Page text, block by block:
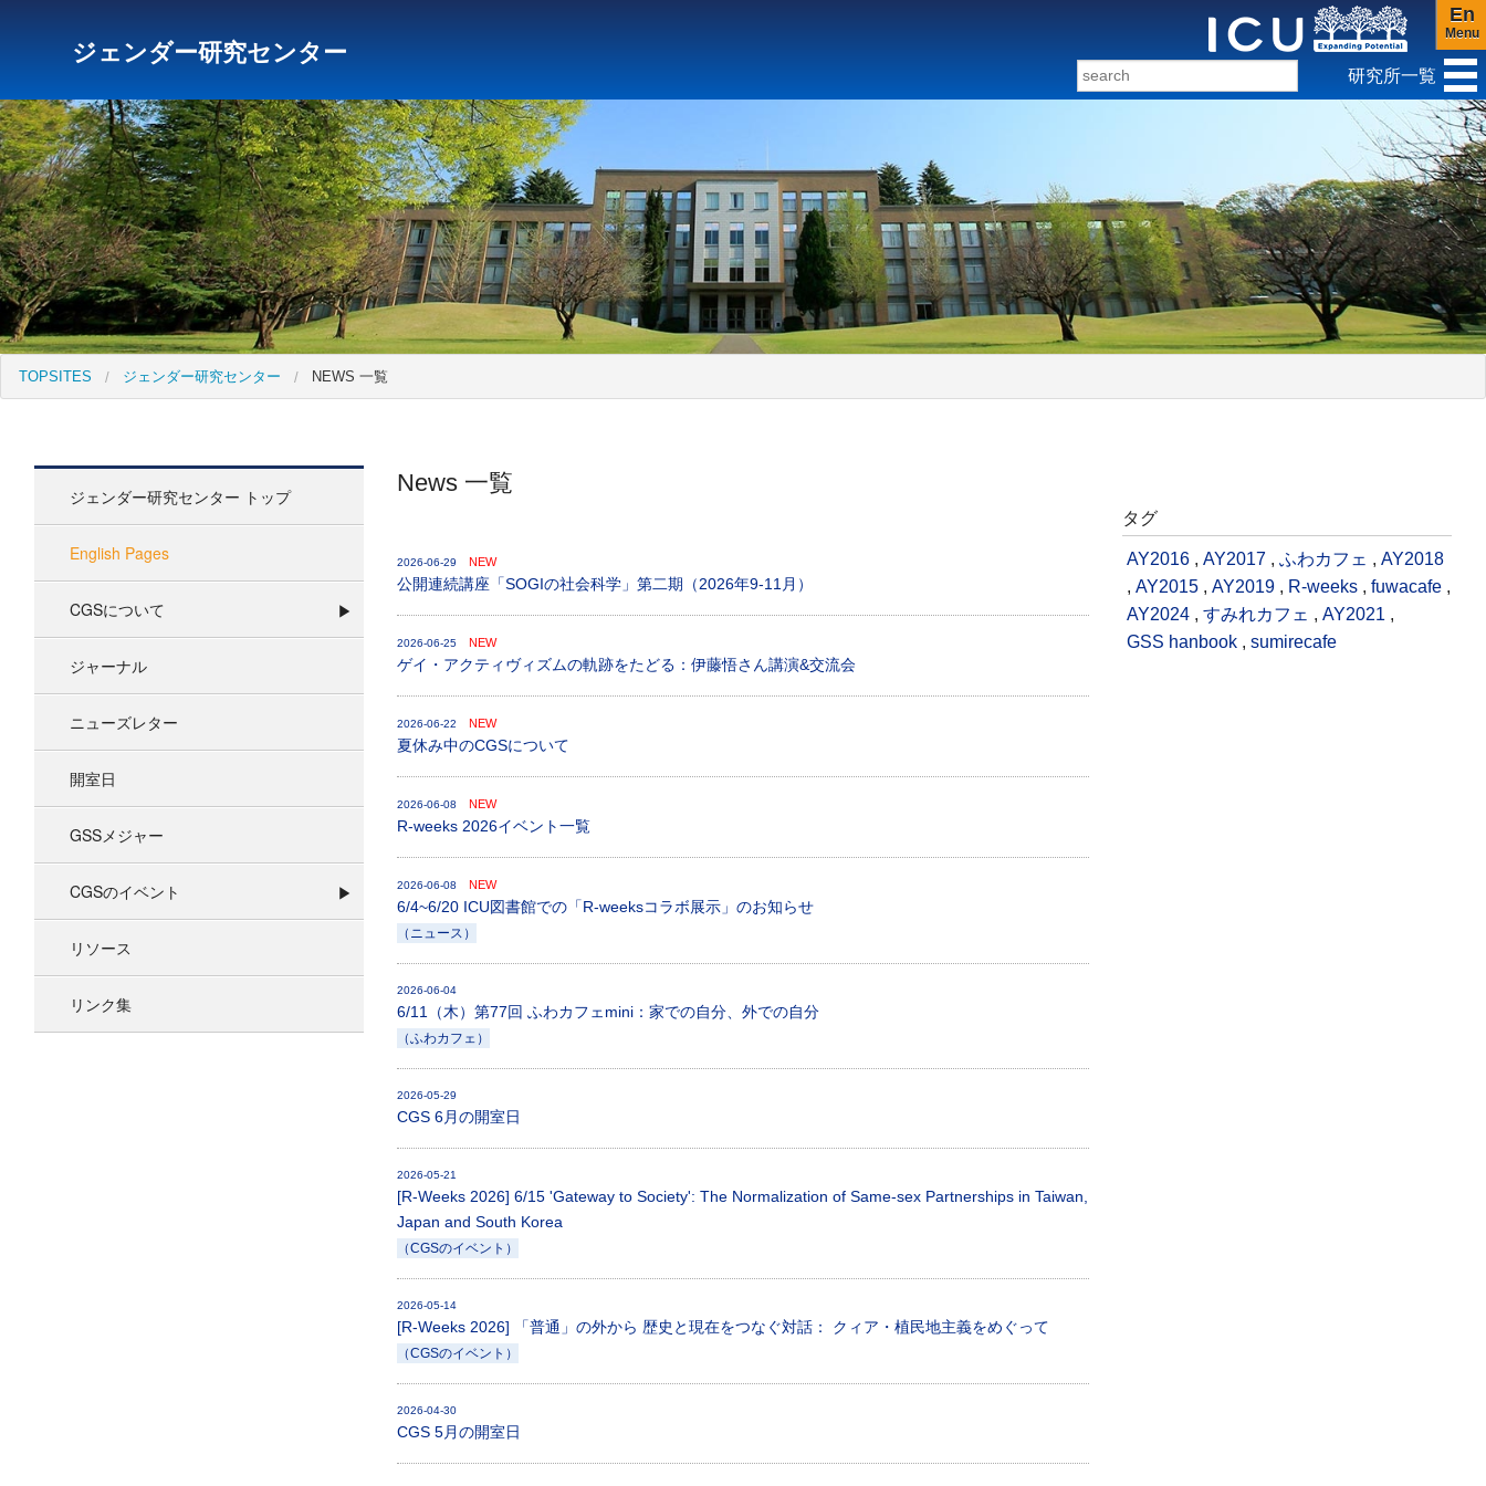
ジェンダー研究センター
En
Menu
研究所トップ 教育研究所 社会科学研究所 キリスト教と文化研究所
研究所一覧
TOPSITES ジェンダー研究センター NEWS 一覧
ジェンダー研究センター トップ
English Pages
CGSについて
ジャーナル
ニューズレター
開室日
GSSメジャー
CGSのイベント
リソース
リンク集
News 一覧
2026-06-29 NEW
公開連続講座「SOGIの社会科学」第二期（2026年9-11月）
2026-06-25 NEW
ゲイ・アクティヴィズムの軌跡をたどる：伊藤悟さん講演&交流会
2026-06-22 NEW
夏休み中のCGSについて
2026-06-08 NEW
R-weeks 2026イベント一覧
2026-06-08 NEW
6/4~6/20 ICU図書館での「R-weeksコラボ展示」のお知らせ
（ニュース）
2026-06-04
6/11（木）第77回 ふわカフェmini：家での自分、外での自分
（ふわカフェ）
2026-05-29
CGS 6月の開室日
2026-05-21
[R-Weeks 2026] 6/15 'Gateway to Society': The Normalization of Same-sex Partnerships in Taiwan,
Japan and South Korea
（CGSのイベント）
2026-05-14
[R-Weeks 2026] 「普通」の外から 歴史と現在をつなぐ対話： クィア・植民地主義をめぐって
（CGSのイベント）
2026-04-30
CGS 5月の開室日
タグ
AY2016 , AY2017 , ふわカフェ , AY2018
, AY2015 , AY2019 , R-weeks , fuwacafe ,
AY2024 , すみれカフェ , AY2021 ,
GSS hanbook , sumirecafe